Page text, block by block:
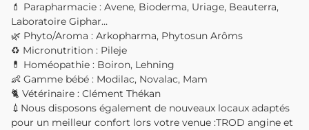
💄 Parapharmacie : Avene, Bioderma, Uriage, Beauterra,
Laboratoire Giphar…
🌿 Phyto/Aroma : Arkopharma, Phytosun Arôms
♻️ Micronutrition : Pileje
💊 Homéopathie : Boiron, Lehning
👶 Gamme bébé : Modilac, Novalac, Mam
🐈 Vétérinaire : Clément Thékan
💉Nous disposons également de nouveaux locaux adaptés
pour un meilleur confort lors votre venue :TROD angine et